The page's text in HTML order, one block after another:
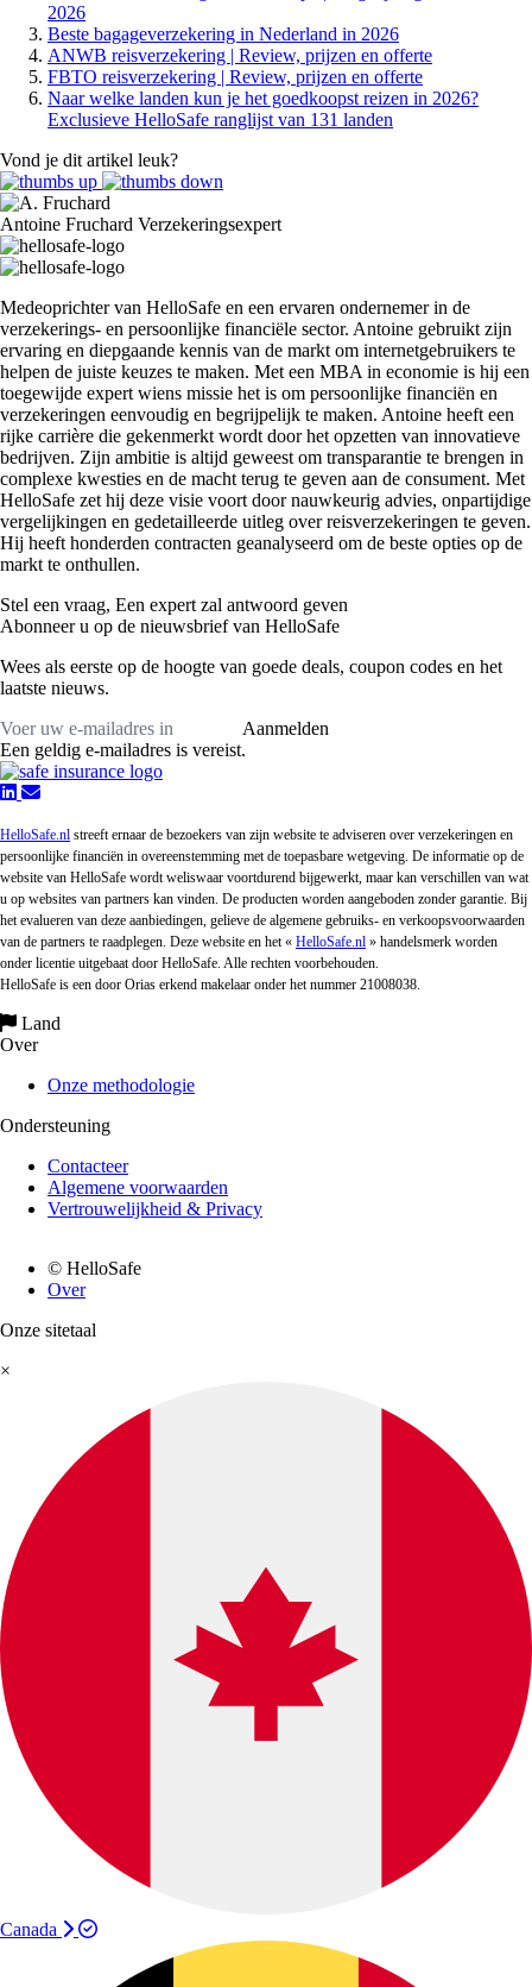
2026
Beste bagageverzekering in Nederland in 2026
ANWB reisverzekering | Review, prijzen en offerte
FBTO reisverzekering | Review, prijzen en offerte
Naar welke landen kun je het goedkoopst reizen in 2026?
Exclusieve HelloSafe ranglijst van 131 landen
Vond je dit artikel leuk?
Antoine Fruchard Verzekeringsexpert
Medeoprichter van HelloSafe en een ervaren ondernemer in de
verzekerings- en persoonlijke financiële sector. Antoine gebruikt zijn
ervaring en diepgaande kennis van de markt om internetgebruikers te
helpen de juiste keuzes te maken. Met een MBA in economie is hij een
toegewijde expert wiens missie het is om persoonlijke financiën en
verzekeringen eenvoudig en begrijpelijk te maken. Antoine heeft een
rijke carrière die gekenmerkt wordt door het opzetten van innovatieve
bedrijven. Zijn ambitie is altijd geweest om transparantie te brengen in
complexe kwesties en de macht terug te geven aan de consument. Met
HelloSafe zet hij deze visie voort door nauwkeurig advies, onpartijdige
vergelijkingen en gedetailleerde uitleg over reisverzekeringen te geven.
Hij heeft honderden contracten geanalyseerd om de beste opties op de
markt te onthullen.
Stel een vraag, Een expert zal antwoord geven
Abonneer u op de nieuwsbrief van HelloSafe
Wees als eerste op de hoogte van goede deals, coupon codes en het
laatste nieuws.
Aanmelden
Een geldig e-mailadres is vereist.
HelloSafe.nl streeft ernaar de bezoekers van zijn website te adviseren over verzekeringen en
persoonlijke financiën in overeenstemming met de toepasbare wetgeving. De informatie op de
website van HelloSafe wordt weliswaar voortdurend bijgewerkt, maar kan verschillen van wat
u op websites van partners kan vinden. De producten worden aangeboden zonder garantie. Bij
het evalueren van deze aanbiedingen, gelieve de algemene gebruiks- en verkoopsvoorwaarden
van de partners te raadplegen. Deze website en het « HelloSafe.nl » handelsmerk worden
onder licentie uitgebaat door HelloSafe. Alle rechten voorbehouden.
HelloSafe is een door Orias erkend makelaar onder het nummer 21008038.
Land
Over
Onze methodologie
Ondersteuning
Contacteer
Algemene voorwaarden
Vertrouwelijkheid & Privacy
© HelloSafe
Over
Onze sitetaal
×
Canada